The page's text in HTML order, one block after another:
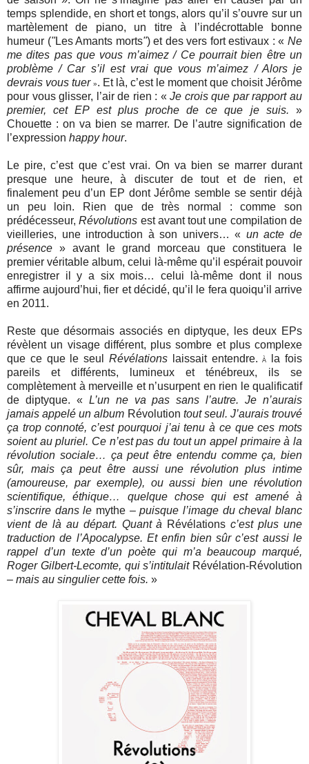
temps splendide, en short et tongs, alors qu’il s’ouvre sur un
martèlement de piano, un titre à l’indécrottable bonne
humeur ("Les Amants morts") et des vers fort estivaux : «Ne
me dites pas que vous m’aimez / Ce pourrait bien être un
problème / Car s’il est vrai que vous m’aimez / Alors je
devrais vous tuer ». Et là, c’est le moment que choisit Jérôme
pour vous glisser, l’air de rien : «Je crois que par rapport au
premier, cet EP est plus proche de ce que je suis. »
Chouette : on va bien se marrer. De l’autre signification de
l’expression happy hour.
Le pire, c’est que c’est vrai. On va bien se marrer durant
presque une heure, à discuter de tout et de rien, et
finalement peu d’un EP dont Jérôme semble se sentir déjà
un peu loin. Rien que de très normal : comme son
prédécesseur,Révolutions est avant tout une compilation de
vieilleries, une introduction à son univers… « un acte de
présence » avant le grand morceau que constituera le
premier véritable album, celui là-même qu’il espérait pouvoir
enregistrer il y a six mois… celui là-même dont il nous
affirme aujourd’hui, fier et décidé, qu’il le fera quoiqu’il arrive
en 2011.
Reste que désormais associés en diptyque, les deux EPs
révèlent un visage différent, plus sombre et plus complexe
que ce que le seul Révélations laissait entendre.À
la fois
pareils et différents, lumineux et ténébreux, ils se
complètement à merveille et n’usurpent en rien le qualificatif
de diptyque. « L’un ne va pas sans l’autre. Je n’aurais
jamais appelé un album Révolution tout seul. J’aurais trouvé
ça trop connoté, c’est pourquoi j’ai tenu à ce que ces mots
soient au pluriel. Ce n’est pas du tout un appel primaire à la
révolution sociale… ça peut être entendu comme ça, bien
sûr, mais ça peut être aussi une révolution plus intime
(amoureuse, par exemple), ou aussi bien une révolution
scientifique, éthique… quelque chose qui est amené à
s’inscrire dans le mythe – puisque l’image du cheval blanc
vient de là au départ. Quant à Révélations c’est plus une
traduction de l’Apocalypse. Et enfin bien sûr c’est aussi le
rappel d’un texte d’un poète qui m’a beaucoup marqué,
Roger Gilbert-Lecomte, qui s’intitulaitRévélation-Révolution
– mais au singulier cette fois. »